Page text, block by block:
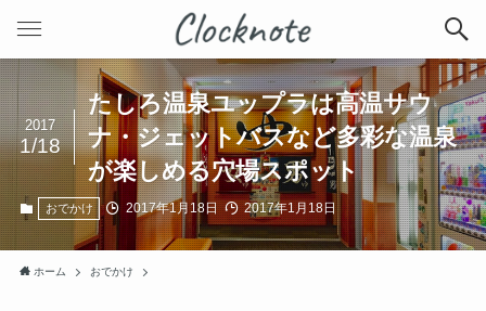
たしろ温泉ユップラは高温サウ
ナ・ジェットバスなど多彩な温泉
が楽しめる穴場スポット
2017
1/18
おでかけ 2017年1月18日 2017年1月18日
ホーム おでかけ